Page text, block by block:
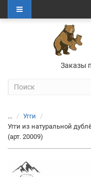
Заказы
...
Угги
Угги из натуральной
(арт. 20009)